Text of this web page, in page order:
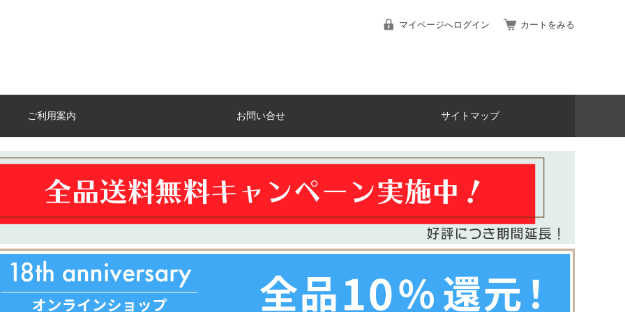
マイページへログイン カートをみる
ご利用案内 お問い合せ サイトマップ